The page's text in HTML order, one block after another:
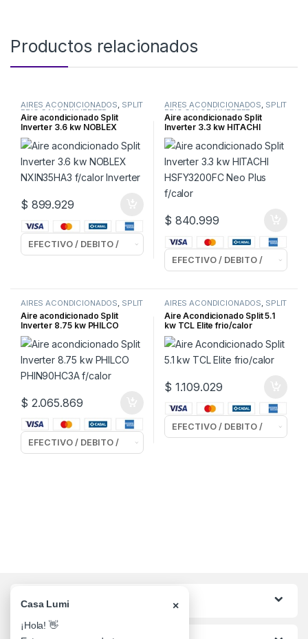
Productos relacionados
AIRES ACONDICIONADOS, SPLIT
FRIO CALOR INVERTER
Aire acondicionado Split
Inverter 3.6 kw NOBLEX
NXIN35HA3 f/calor Inverter
$ 899.929
AIRES ACONDICIONADOS, SPLIT
FRIO CALOR INVERTER
Aire acondicionado Split
Inverter 3.3 kw HITACHI
HSFY3200FC Neo Plus f/calor
$ 840.999
AIRES ACONDICIONADOS, SPLIT
FRIO CALOR INVERTER
Aire acondicionado Split
Inverter 8.75 kw PHILCO
PHIN90HC3A f/calor
$ 2.065.869
AIRES ACONDICIONADOS, SPLIT
FRIO CALOR
Aire Acondicionado Split 5.1
kw TCL Elite frio/calor
$ 1.109.029
Categorias
Casa Lumi ×
¡Hola! 👋